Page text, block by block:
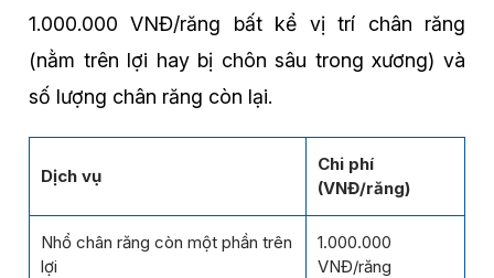
1.000.000 VNĐ/răng bất kể vị trí chân răng
(nằm trên lợi hay bị chôn sâu trong xương) và
số lượng chân răng còn lại.
Dịch vụ
Chi phí
(VNĐ/răng)
Nhổ chân răng còn một phần trên
lợi
1.000.000
VNĐ/răng